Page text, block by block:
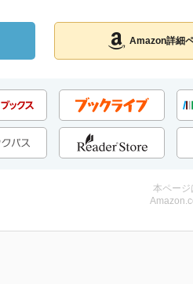
Amazon詳細
本ページ